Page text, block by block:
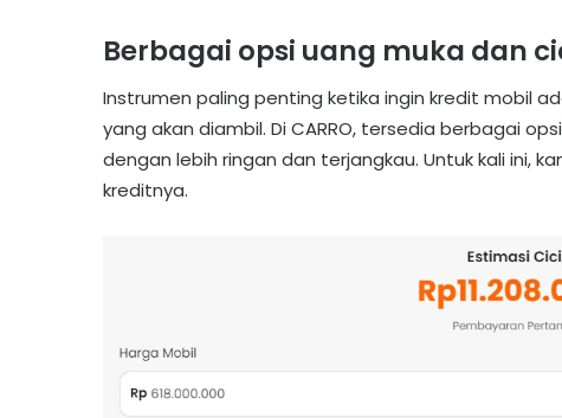
Berbagai opsi uang muka dan
Instrumen paling penting ketika ingin kredit mobil
yang akan diambil. Di CARRO, tersedia berbagai
dengan lebih ringan dan terjangkau. Untuk kali ini,
kreditnya.